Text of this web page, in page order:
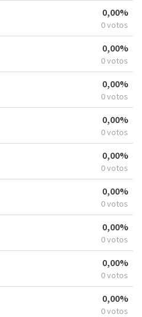
0,00%
0 votos
0,00%
0 votos
0,00%
0 votos
0,00%
0 votos
0,00%
0 votos
0,00%
0 votos
0,00%
0 votos
0,00%
0 votos
0,00%
0 votos